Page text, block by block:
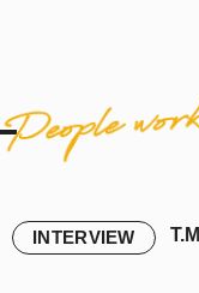
INTERVIEW T.M